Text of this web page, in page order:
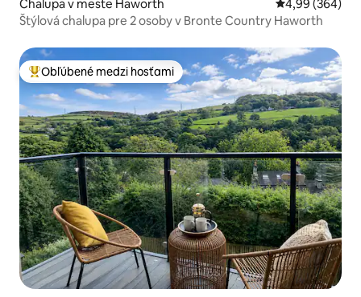
Chalupa v meste Haworth Priemerné
4,99 (364)
Štýlová chalupa pre 2 osoby v Bronte Country Haworth
Najobľúbenejšie medzi hosťami
Obľúbené medzi hosťami